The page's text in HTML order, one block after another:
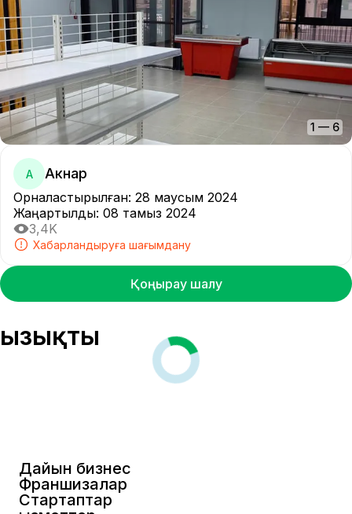
1 — 6
А Акнар
Орналастырылған: 28 маусым 2024
Жаңартылды: 08 тамыз 2024
3,4K
Хабарландыруға шағымдану
Қоңырау шалу
Қызықты
Дайын бизнес
Франшизалар
Стартаптар